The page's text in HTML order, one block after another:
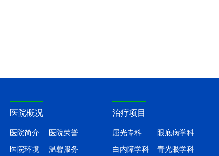
医院概况
医院简介 医院荣誉
医院环境 温馨服务
治疗项目
屈光专科 眼底病学科
白内障学科 青光眼学科